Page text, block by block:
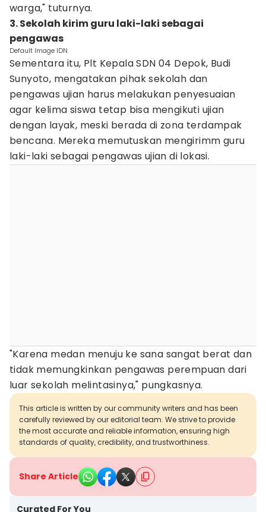
warga," tuturnya.
3. Sekolah kirim guru laki-laki sebagai
pengawas
Default Image IDN
Sementara itu, Plt Kepala SDN 04 Depok, Budi
Sunyoto, mengatakan pihak sekolah dan
pengawas ujian harus melakukan penyesuaian
agar kelima siswa tetap bisa mengikuti ujian
dengan layak, meski berada di zona terdampak
bencana. Mereka memutuskan mengirimm guru
laki-laki sebagai pengawas ujian di lokasi.
"Karena medan menuju ke sana sangat berat dan
tidak memungkinkan pengawas perempuan dari
luar sekolah melintasinya," pungkasnya.
This article is written by our community writers and has been
carefully reviewed by our editorial team. We strive to provide
the most accurate and reliable information, ensuring high
standards of quality, credibility, and trustworthiness.
Share Article
Curated For You